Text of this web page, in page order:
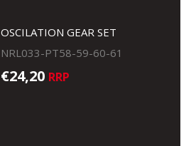
OSCILATION GEAR SET
NRL033-PT58-59-60-61
€24,20 RRP